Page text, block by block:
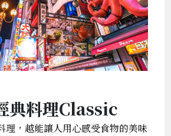
典料理Classic
理，越能讓人用心感受食物的美味